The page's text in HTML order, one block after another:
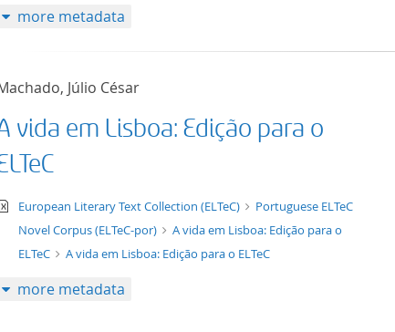
more metadata
Júlio César
vida em Lisboa: Edição para o
text/xml
European Literary Text Collection (ELTeC)
Portuguese ELTeC
Novel Corpus (ELTeC-por)
A vida em Lisboa: Edição para o
ELTeC
A vida em Lisboa: Edição para o ELTeC
more metadata